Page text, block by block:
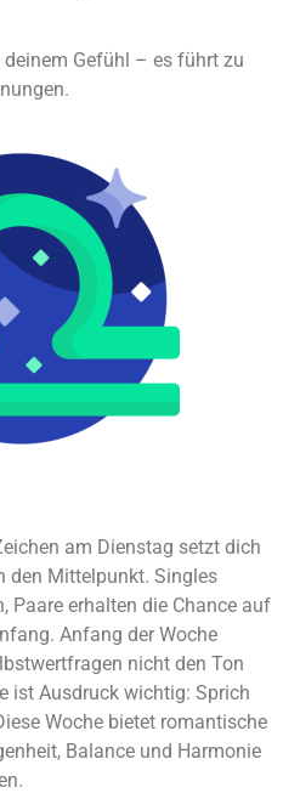
deinem Gefühl – es führt zu
am Dienstag setzt dich
den Mittelpunkt. Singles
Paare erhalten die Chance auf
Anfang der Woche
nicht den Ton
ist Ausdruck wichtig: Sprich
Woche bietet romantische
Balance und Harmonie